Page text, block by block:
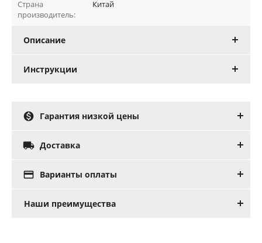
Страна
производитель:
Китай
Описание
Инструкции
 Гарантия низкой цены
 Доставка
 Варианты оплаты
Наши преимущества